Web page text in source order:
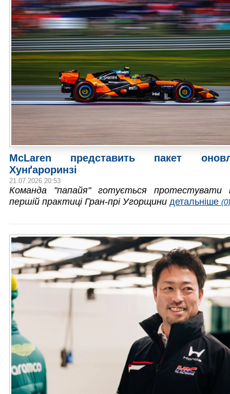
McLaren представить пакет
Хунґароринзі
21.07.2026 20:53
Команда "папайя" готується протестувати
першій практиці Гран-прі Угорщини детальніше (0)